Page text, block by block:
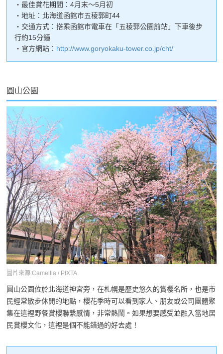
・最佳賞花期間：4月末～5月初
・地址：北海道函館市五稜郭町44
・交通方式：搭乘函館市電車在「五稜郭公園前站」下車後步
行約15分鐘
・官方網站： http://www.goryokaku-tower.co.jp/cht/
圓山公園
圖片來源:Camellia / PIXTA
圓山公園位於北海道神宮旁，在札幌是歷史悠久的賞櫻名所，也是市
民經常散步休閒的地點，櫻花季時可以看到家人、朋友或公司團體聚
集在這裡野餐賞櫻聯繫感情，非常熱鬧。如果想要感受並融入當地居
民賞櫻文化，這裡是個不能錯過的好去處！